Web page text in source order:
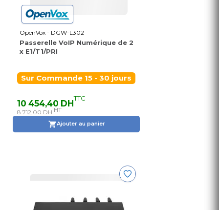
OpenVox - DGW-L302
Passerelle VoIP Numérique de 2
x E1/T1/PRI
Sur Commande 15 - 30 jours
10 454,40 DHTTC
8 712,00 DH HT
Ajouter au panier